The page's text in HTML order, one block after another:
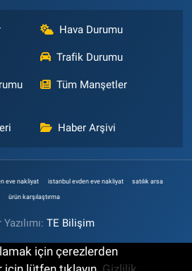
Hava Durumu
Trafik Durumu
Tüm Manşetler
Haber Arşivi
eve nakliyat istanbul evden eve nakliyat satılık arsa
ürün karşılaştırma
TE Bilişim
için çerezlerden